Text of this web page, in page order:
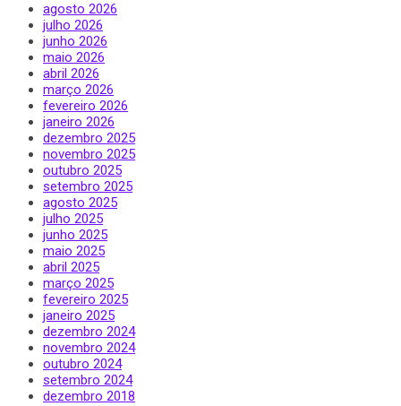
agosto 2026
julho 2026
junho 2026
maio 2026
abril 2026
março 2026
fevereiro 2026
janeiro 2026
dezembro 2025
novembro 2025
outubro 2025
setembro 2025
agosto 2025
julho 2025
junho 2025
maio 2025
abril 2025
março 2025
fevereiro 2025
janeiro 2025
dezembro 2024
novembro 2024
outubro 2024
setembro 2024
dezembro 2018